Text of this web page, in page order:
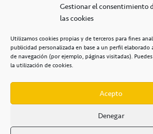
Gestionar el consentimiento
las cookies
Utilizamos cookies propias y de terceros para fines
publicidad personalizada en base a un perfil
de navegación (por ejemplo, páginas visitadas).
la utilización de cookies.
Acepto
Denegar
+34 922 253 684
Casa del Deporte / 38108 – La
POLÍTICA DE PRIVACIDAD / POLÍTICA